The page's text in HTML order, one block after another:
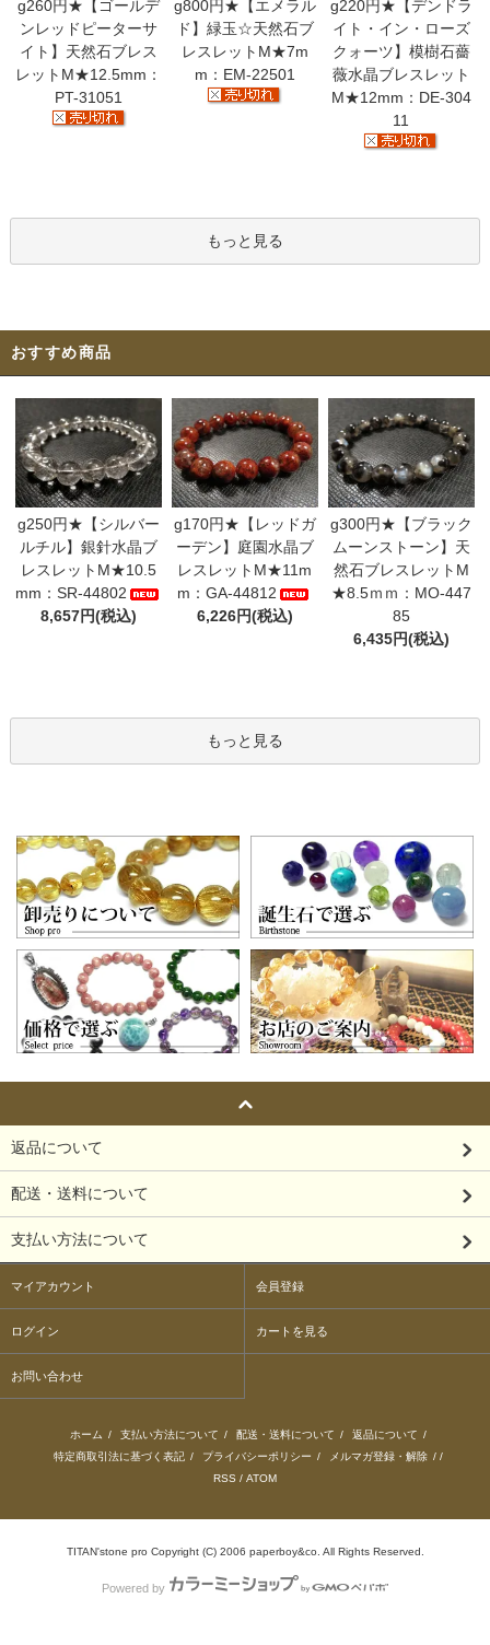
g260円★【ゴールデ
ンレッドピーターサ
イト】天然石ブレス
レットM★12.5mm：
PT-31051
g800円★【エメラル
ド】緑玉☆天然石ブ
レスレットM★7m
m：EM-22501
g220円★【デンドラ
イト・イン・ローズ
クォーツ】模樹石薔
薇水晶ブレスレット
M★12mm：DE-304
11
もっと見る
おすすめ商品
g250円★【シルバー
ルチル】銀針水晶ブ
レスレットM★10.5
mm：SR-44802
8,657円(税込)
g170円★【レッドガ
ーデン】庭園水晶ブ
レスレットM★11m
m：GA-44812
6,226円(税込)
g300円★【ブラック
ムーンストーン】天
然石ブレスレットM
★8.5ｍｍ：MO-447
85
6,435円(税込)
もっと見る
返品について
配送・送料について
支払い方法について
マイアカウント 会員登録
ログイン カートを見る
お問い合わせ
ホーム / 支払い方法について / 配送・送料について / 返品について /
特定商取引法に基づく表記 / プライバシーポリシー / メルマガ登録・解除 / /
RSS / ATOM
TITAN'stone pro Copyright (C) 2006 paperboy&co. All Rights Reserved.
Powered by